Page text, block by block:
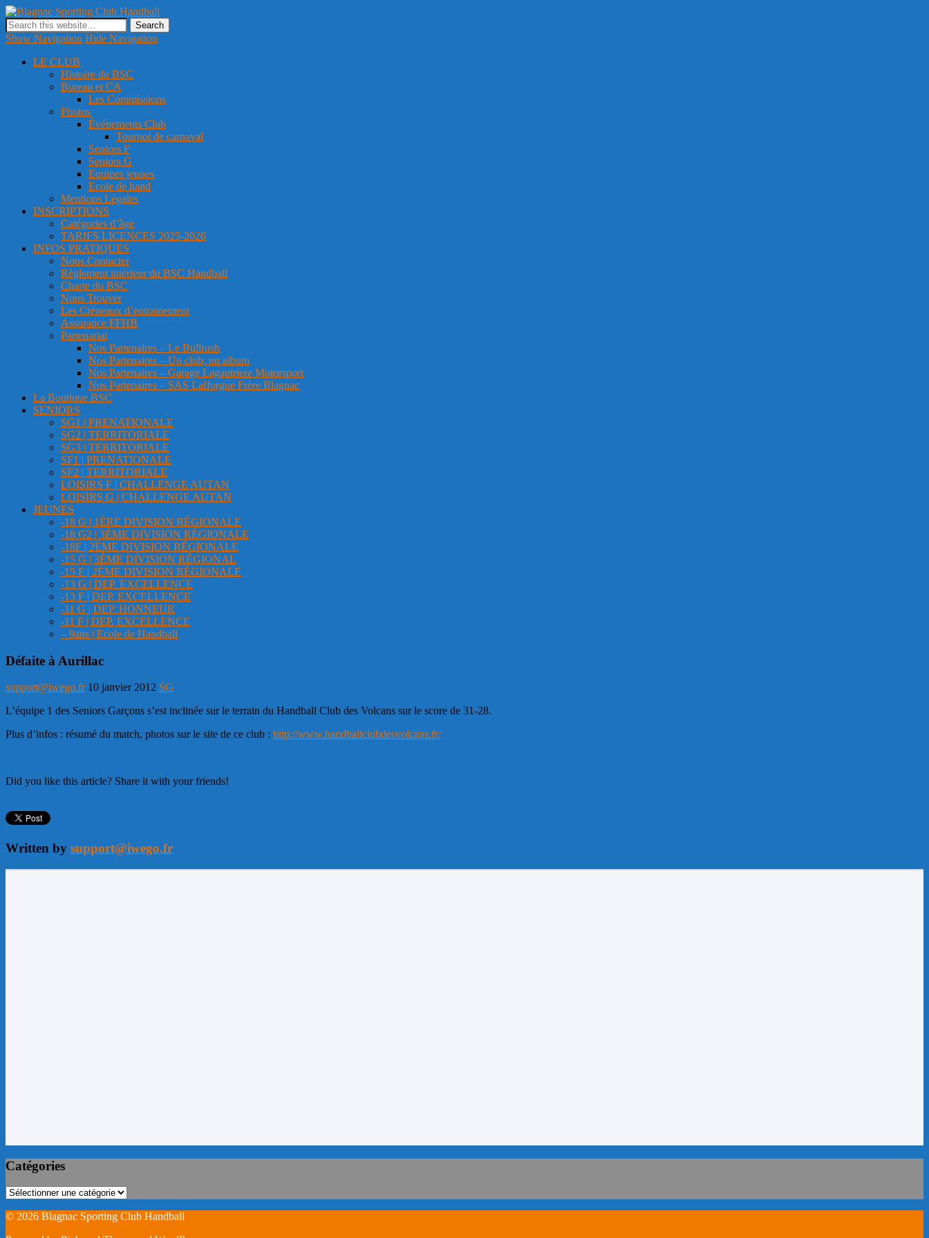
Site officiel du club de handball de Blagnac
Show Navigation Hide Navigation
LE CLUB
Histoire du BSC
Bureau et CA
Les Commissions
Photos
Événements Club
Tournoi de carnaval
Seniors F
Seniors G
Equipes jeunes
Ecole de hand
Mentions Légales
INSCRIPTIONS
Catégories d’âge
TARIFS LICENCES 2025-2026
INFOS PRATIQUES
Nous Contacter
Règlement intérieur du BSC Handball
Charte du BSC
Nous Trouver
Les Créneaux d’entrainement
Assurance FFHB
Partenariat
Nos Partenaires – Le Bullrush
Nos Partenaires – Un club, un album
Nos Partenaires – Garage Lagautriere Motorsport
Nos Partenaires – SAS Lafforgue Frère Blagnac
La Boutique BSC
SENIORS
SG1 | PRENATIONALE
SG2 | TERRITORIALE
SG3 | TERRITORIALE
SF1 | PRENATIONALE
SF2 | TERRITORIALE
LOISIRS F | CHALLENGE AUTAN
LOISIRS G | CHALLENGE AUTAN
JEUNES
-18 G | 1ÈRE DIVISION RÉGIONALE
-18 G2 | 3ÈME DIVISION RÉGIONALE
-18F | 2ÈME DIVISION RÉGIONALE
-15 G | 3ÈME DIVISION RÉGIONAL
-15 F | 2ÈME DIVISION RÉGIONALE
-13 G | DEP. EXCELLENCE
-13 F | DEP. EXCELLENCE
-11 G | DEP. HONNEUR
-11 F | DEP. EXCELLENCE
– 9ans | Ecole de Handball
Défaite à Aurillac
support@iwego.fr 10 janvier 2012 SG
L’équipe 1 des Seniors Garçons s’est inclinée sur le terrain du Handball Club des Volcans sur le score de 31-28.
Plus d’infos : résumé du match, photos sur le site de ce club : http://www.handballclubdesvolcans.fr/
Did you like this article? Share it with your friends!
Written by support@iwego.fr
Catégories
Catégories
© 2026 Blagnac Sporting Club Handball